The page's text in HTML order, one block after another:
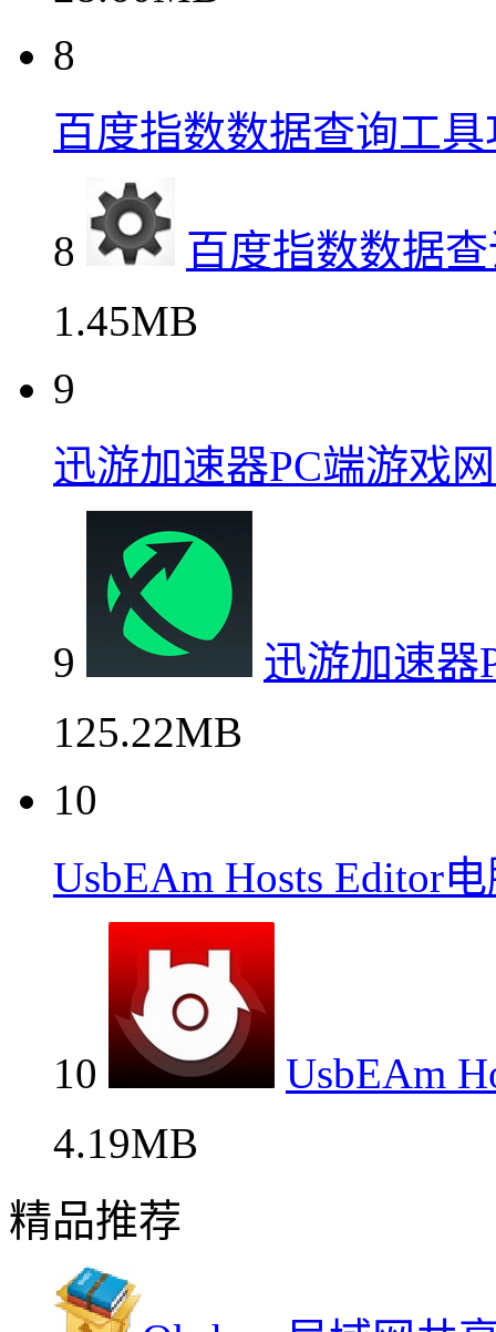
8
百度指数数据查询工
8
百度指数数据
1.45MB
9
迅游加速器PC端游戏
9
迅游加速器
125.22MB
10
UsbEAm Hosts Editor
10
UsbEAm
4.19MB
精品推荐